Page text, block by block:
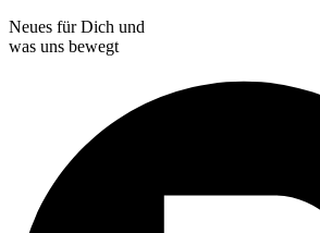
Neues für Dich und
was uns bewegt